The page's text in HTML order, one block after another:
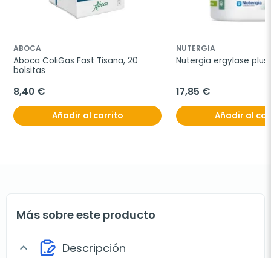
ABOCA
Aboca ColiGas Fast Tisana, 20
bolsitas
8,40 €
Añadir al carrito
NUTERGIA
Nutergia ergylase
17,85 €
Añadir al
Más sobre este producto
expand_more Descripción